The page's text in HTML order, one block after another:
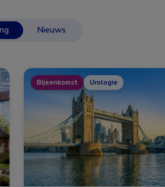
Nieuws
Bijeenkomst Urologie